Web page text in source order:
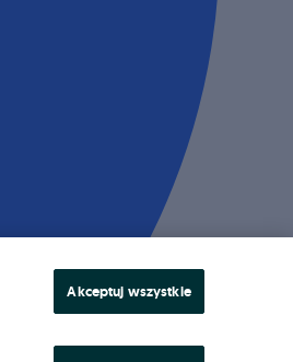
Akceptuj wszystkie